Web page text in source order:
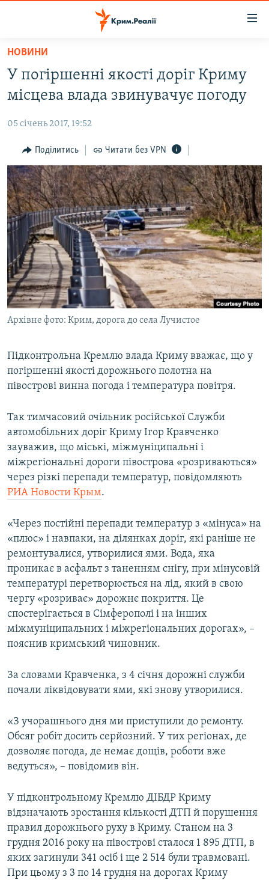
Перейти
основного
матеріалу
до
навігації
Перейти
до
пошуку
ВОДА.КРИМ
ПОЛІТИКА
БЛОГИ
ПОГЛЯД
ІНТЕРВ'Ю
ВСЕ ЗА ДЕНЬ
СПЕЦПРОЕКТИ
ДЕПОРТАЦІЯ
ВІДЕОУРОКИ «ELIFBE»
СВІДЧЕННЯ ОКУПАЦІЇ
УКРАЇНСЬКА ПРОБЛЕМА КРИМУ
ЯК ОБІЙТИ БЛОКУВАННЯ
Русский
Qırımtatar
НОВИНИ
У погіршенні якості доріг Криму
місцева влада звинувачує погоду
05 січень 2017, 19:52
Поділитись Читати без VPN
Архівне фото: Крим, дорога до села Лучистое
Підконтрольна Кремлю влада Криму вважає, що у
погіршенні якості дорожнього полотна на
півострові винна погода і температура повітря.
Так тимчасовий очільник російської Служби
автомобільних доріг Криму Ігор Кравченко
зауважив, що міські, міжмуніципальні і
міжрегіональні дороги півострова «розриваються»
через різкі перепади температур, повідомляють
РИА Новости Крым.
«Через постійні перепади температур з «мінуса» на
«плюс» і навпаки, на ділянках доріг, які раніше не
ремонтувалися, утворилися ями. Вода, яка
проникає в асфальт з таненням снігу, при мінусовій
температурі перетворюється на лід, який в свою
чергу «розриває» дорожнє покриття. Це
спостерігається в Сімферополі і на інших
міжмуніципальних і міжрегіональних дорогах», –
пояснив кримський чиновник.
За словами Кравченка, з 4 січня дорожні служби
почали ліквідовувати ями, які знову утворилися.
«З учорашнього дня ми приступили до ремонту.
Обсяг робіт досить серйозний. У тих регіонах, де
дозволяє погода, де немає дощів, роботи вже
ведуться», – повідомив він.
У підконтрольному Кремлю ДІБДР Криму
відзначають зростання кількості ДТП й порушення
правил дорожнього руху в Криму. Станом на 3
грудня 2016 року на півострові сталося 1 895 ДТП, в
яких загинули 341 осіб і ще 2 514 були травмовані.
При цьому з 3 по 14 грудня на дорогах Криму